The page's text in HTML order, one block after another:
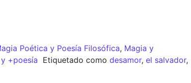
Poética y Poesía Filosófica, Magia y
+poesía Etiquetado como desamor, el salvador,